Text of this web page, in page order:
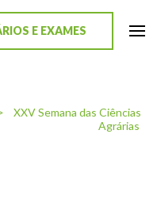
E EXAMES
XXV Semana das Ciências
Agrárias